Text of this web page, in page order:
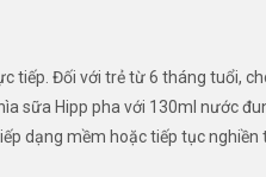
tiếp. Đối với trẻ từ 6 tháng tuổi,
sữa Hipp pha với 130ml nước
dạng mềm hoặc tiếp tục